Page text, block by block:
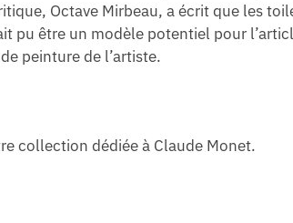
Octave Mirbeau, a écrit que les
pu être un modèle potentiel pour
peinture de l’artiste.
collection dédiée à Claude Monet.